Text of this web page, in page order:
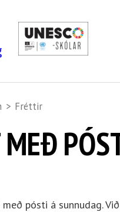
pósti á sunnudag.
> Fréttir